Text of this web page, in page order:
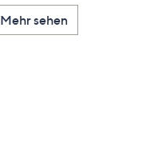
Mehr sehen